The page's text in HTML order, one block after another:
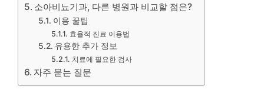
소아비뇨기과, 다른 병원과 비교할 점은?
이용 꿀팁
효율적 진료 이용법
유용한 추가 정보
치료에 필요한 검사
자주 묻는 질문